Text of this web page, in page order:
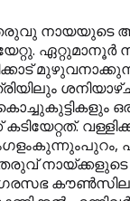
നായയുടെ